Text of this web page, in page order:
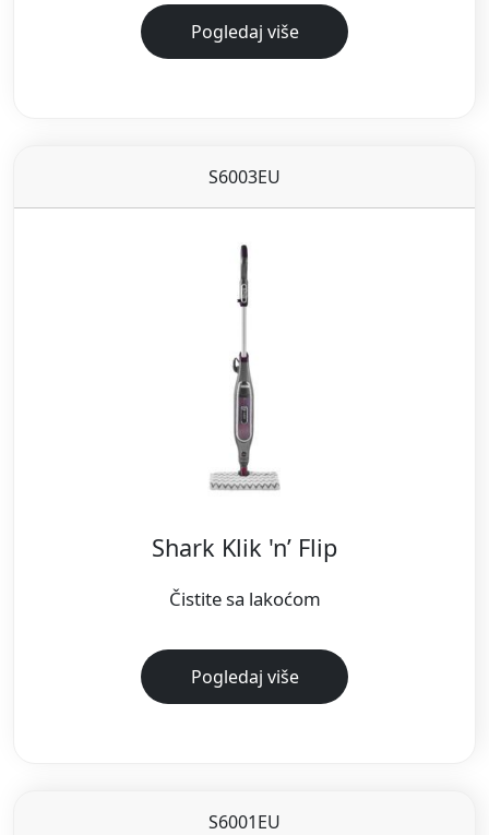
Pogledaj više
S6003EU
Shark Klik 'n’ Flip
Čistite sa lakoćom
Pogledaj više
S6001EU